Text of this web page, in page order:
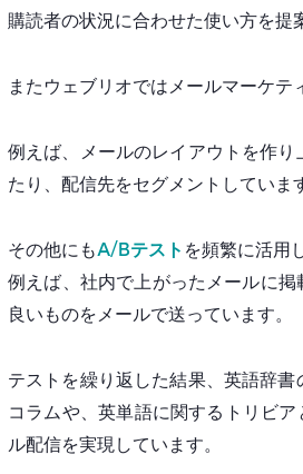
購読者の状況に合わせた使い方を提
またウェブリオではメールマーケテ
例えば、メールのレイアウトを作
たり、配信先をセグメントしていま
その他にもA/Bテスト を頻繁に活用
例えば、社内で上がったメールに
良いものをメールで送っています。
テストを繰り返した結果、英語辞
コラムや、英単語に関するトリビ
ル配信を実現しています。